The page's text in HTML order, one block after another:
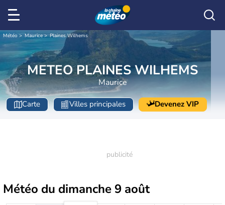
Météo Maurice Plaines Wilhems
METEO PLAINES WILHEMS
Maurice
Carte Villes principales Devenez VIP
Météo du dimanche 9 août